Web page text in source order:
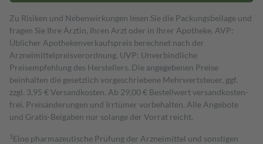
Zu Risiken und Nebenwirkungen lesen Sie die Packungsbeilage und
fragen Sie Ihre Ärztin, Ihren Arzt oder in Ihrer Apotheke. AVP:
Üblicher Apothekenverkaufspreis berechnet nach der
Arzneimittelpreisverordnung. UVP: Unverbindliche
Preisempfehlung des Herstellers. Die angegebenen Preise
beinhalten die gesetzlich vorgeschriebene Mehrwertsteuer, ggf.
zzgl. 3,95 € Versandkosten. Ab 29,00 € Bestell­wert versand­kosten­
frei. Preisänderungen und Irrtümer vorbehalten. Alle Angebote
und Gratis-Beigaben nur solange der Vorrat reicht.
1 Eine pharmazeutische Prüfung der Arzneimittel und sonstigen